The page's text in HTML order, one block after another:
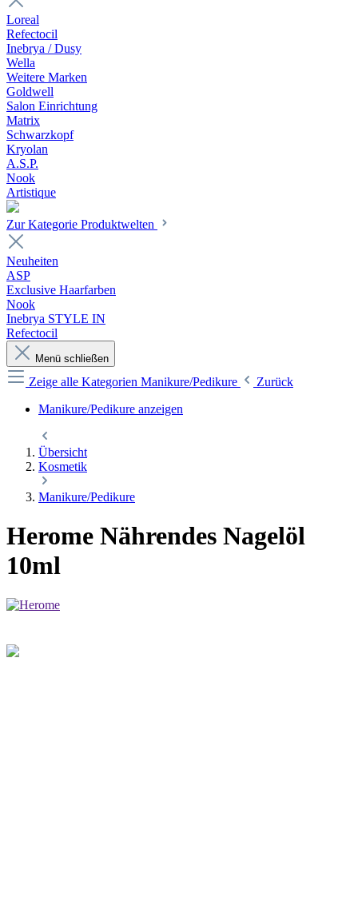
Loreal
Refectocil
Inebrya / Dusy
Wella
Weitere Marken
Goldwell
Salon Einrichtung
Matrix
Schwarzkopf
Kryolan
A.S.P.
Nook
Artistique
Zur Kategorie Produktwelten
Neuheiten
ASP
Exclusive Haarfarben
Nook
Inebrya STYLE IN
Refectocil
Menü schließen
Zeige alle Kategorien Manikure/Pedikure
Zurück
Manikure/Pedikure anzeigen
Übersicht
Kosmetik
Manikure/Pedikure
Herome Nährendes Nagelöl
10ml